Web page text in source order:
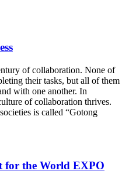
of collaboration. None of
their tasks, but all of them
with one another. In
of collaboration thrives.
is called “Gotong
for the World EXPO